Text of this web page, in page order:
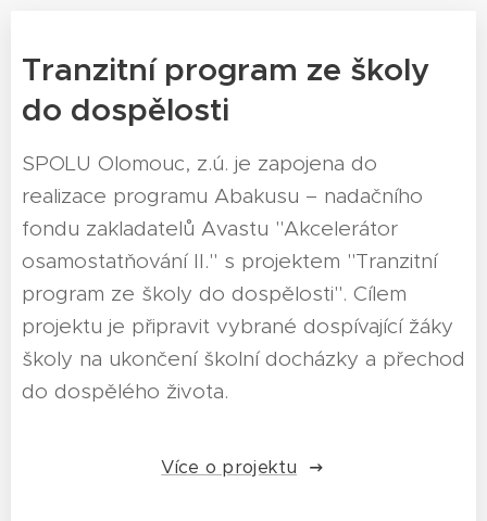
Tranzitní program ze školy
do dospělosti
SPOLU Olomouc, z.ú. je zapojena do
realizace programu Abakusu – nadačního
fondu zakladatelů Avastu "Akcelerátor
osamostatňování II." s projektem "Tranzitní
program ze školy do dospělosti". Cílem
projektu je připravit vybrané dospívající žáky
školy na ukončení školní docházky a přechod
do dospělého života.
Více o projektu